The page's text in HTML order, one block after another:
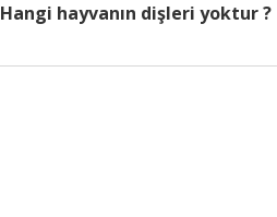
Hangi hayvanın dişleri yoktur ?